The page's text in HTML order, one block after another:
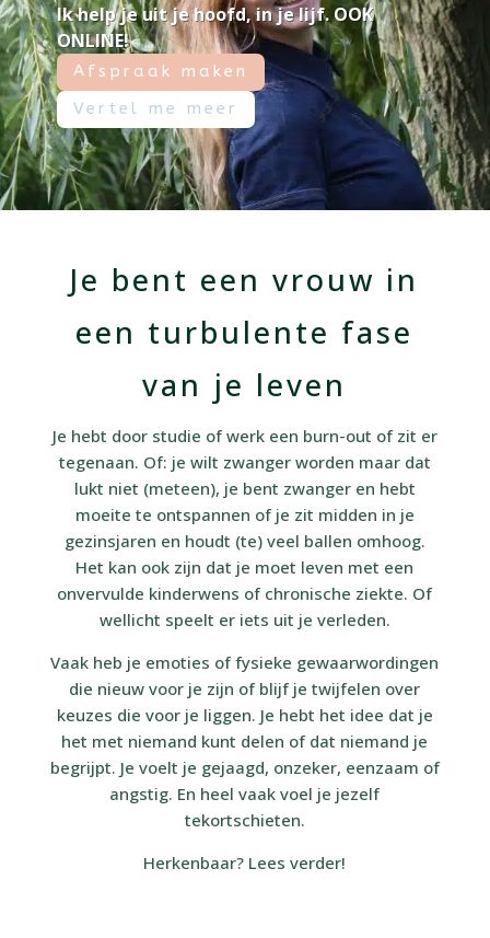
Ik help je uit je hoofd, in je lijf. OOK
ONLINE!
Afspraak maken
Vertel me meer
Je bent een vrouw in
een turbulente fase
van je leven
Je hebt door studie of werk een burn-out of zit er
tegenaan. Of: je wilt zwanger worden maar dat
lukt niet (meteen), je bent zwanger en hebt
moeite te ontspannen of je zit midden in je
gezinsjaren en houdt (te) veel ballen omhoog.
Het kan ook zijn dat je moet leven met een
onvervulde kinderwens of chronische ziekte. Of
wellicht speelt er iets uit je verleden.
Vaak heb je emoties of fysieke gewaarwordingen
die nieuw voor je zijn of blijf je twijfelen over
keuzes die voor je liggen. Je hebt het idee dat je
het met niemand kunt delen of dat niemand je
begrijpt. Je voelt je gejaagd, onzeker, eenzaam of
angstig. En heel vaak voel je jezelf
tekortschieten.
Herkenbaar? Lees verder!